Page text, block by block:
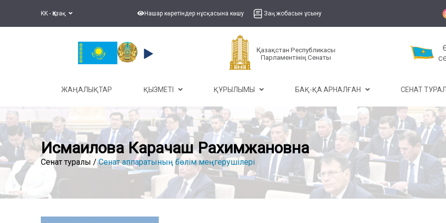
KK - Қазақ Нашар көретіндер нұсқасына көшу Заң жобасын ұсыну
Қазақстан Республикасы
Парламентінің Сенаты
ЖАҢАЛЫҚТАР ҚЫЗМЕТІ ҚҰРЫЛЫМЫ БАҚ-ҚА АРНАЛҒАН СЕНАТ
Исмаилова Карачаш Рахимжановна
Сенат туралы /Сенат аппаратының бөлім меңгерушілері